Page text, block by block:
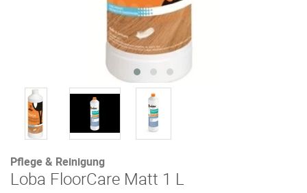
Pflege & Reinigung
Loba FloorCare Matt 1 L